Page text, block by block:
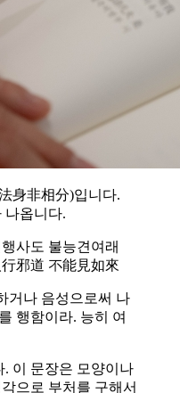
身非相分)입니다.
나옵니다.
사도 불능견여래
邪道 不能見如來
거나 음성으로써 나
행함이라. 능히 여
이 문장은 모양이나
으로 부처를 구해서